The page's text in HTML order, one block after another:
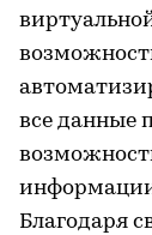
все данные
Благодаря